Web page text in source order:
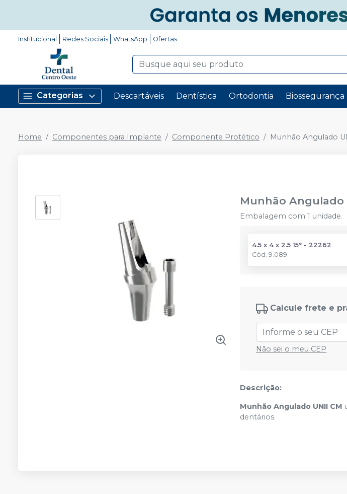
Institucional Redes Sociais WhatsApp Ofertas
Categorias Descartáveis Dentística Ortodontia Biossegurança
Home Componentes para Implante Componente Protético Munhão Angulado
Munhão Angulado
Embalagem com 1 unidade.
4.5 x 4 x 2.5 15° - 22262
Cód.9.089
Calcule frete e
Não sei o meu CEP
Descrição:
Munhão Angulado UNII CM
dentários.